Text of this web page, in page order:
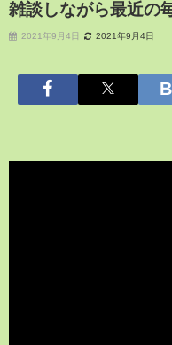
雑談しながら最近の
2021年9月4日 2021年9月4日